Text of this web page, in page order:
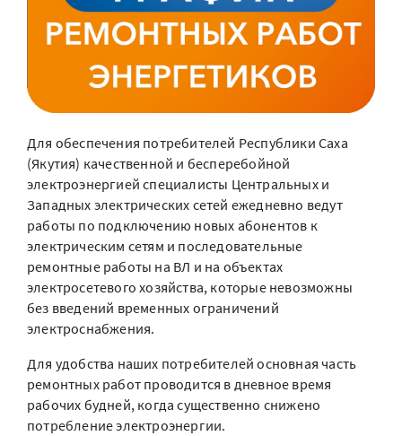
Для обеспечения потребителей Республики Саха
(Якутия) качественной и бесперебойной
электроэнергией специалисты Центральных и
Западных электрических сетей ежедневно ведут
работы по подключению новых абонентов к
электрическим сетям и последовательные
ремонтные работы на ВЛ и на объектах
электросетевого хозяйства, которые невозможны
без введений временных ограничений
электроснабжения.
Для удобства наших потребителей основная часть
ремонтных работ проводится в дневное время
рабочих будней, когда существенно снижено
потребление электроэнергии.